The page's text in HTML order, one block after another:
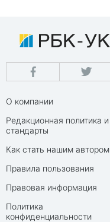
О компании
Редакционная политика и
стандарты
Как стать нашим автором
Правила пользования
Правовая информация
Политика
конфиденциальности